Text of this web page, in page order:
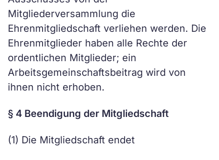
Mitgliederversammlung die
Ehrenmitgliedschaft verliehen werden. Die
Ehrenmitglieder haben alle Rechte der
ordentlichen Mitglieder; ein
Arbeitsgemeinschaftsbeitrag wird von
ihnen nicht erhoben.
§ 4 Beendigung der Mitgliedschaft
(1) Die Mitgliedschaft endet